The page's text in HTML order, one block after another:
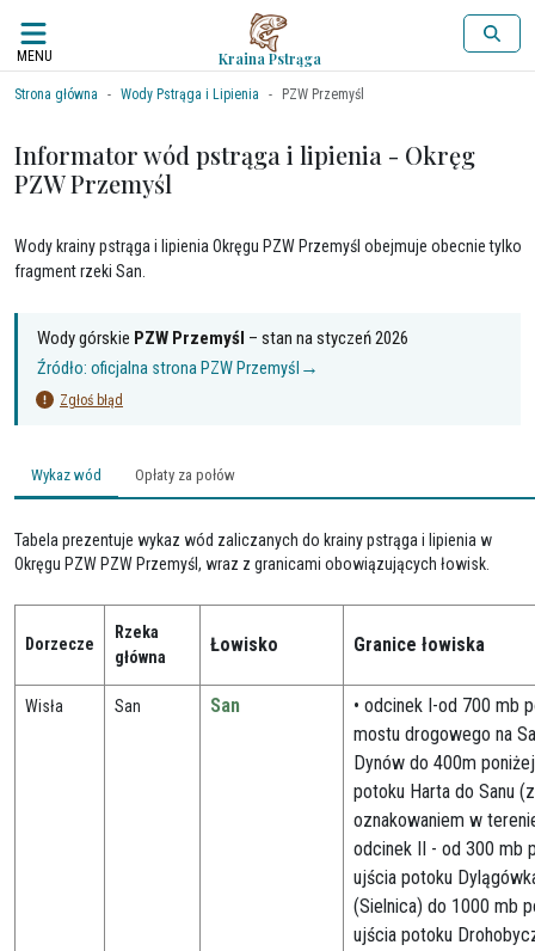
MENU Kraina Pstrąga
Strona główna Wody Pstrąga i Lipienia PZW Przemyśl
Informator wód pstrąga i lipienia - Okręg
PZW Przemyśl
Wody krainy pstrąga i lipienia Okręgu PZW Przemyśl obejmuje obecnie tylko
fragment rzeki San.
Wody górskie PZW Przemyśl – stan nastyczeń 2026
Źródło: oficjalna strona PZW Przemyśl →
Zgłoś błąd
Wykaz wód Opłaty za połów
Tabela prezentuje wykaz wód zaliczanych do krainy pstrąga i lipienia w
Okręgu PZW PZW Przemyśl, wraz z granicami obowiązujących łowisk.
Dorzecze
Rzeka
główna
Łowisko Granice łowiska
Wisła San San
• odcinek I-od 700 mb
mostu drogowego na
Dynów do 400m
potoku Harta do Sanu
oznakowaniem w
odcinek II - od 300 mb
ujścia potoku
(Sielnica) do 1000 mb
ujścia potoku